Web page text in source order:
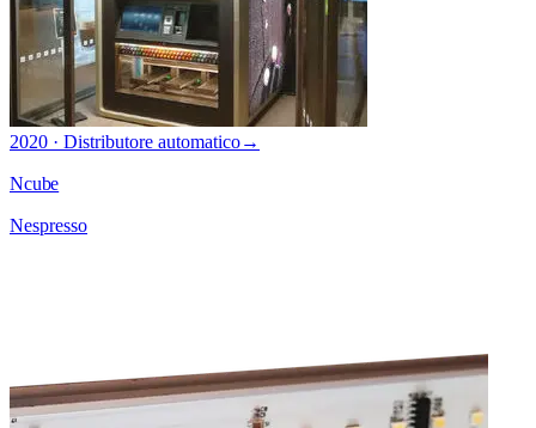
2020 · Distributore automatico→
Ncube
Nespresso